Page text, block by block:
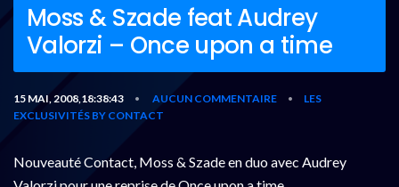
Moss & Szade feat Audrey
Valorzi – Once upon a time
15 MAI, 2008,18:38:43 • AUCUN COMMENTAIRE •
LES
EXCLUSIVITÉS BY CONTACT
Nouveauté Contact, Moss & Szade en duo avec Audrey